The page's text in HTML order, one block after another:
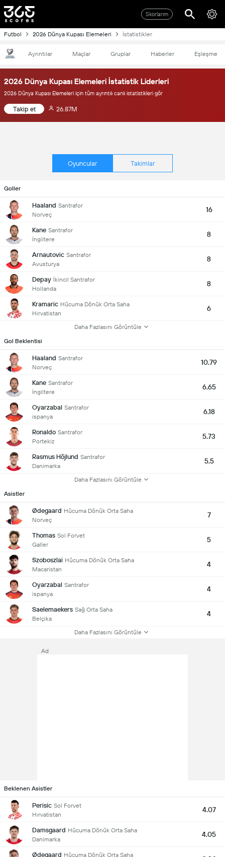
Skorlarım
Futbol 2026 Dünya Kupası Elemeleri İstatistikler
Ayrıntılar Maçlar Gruplar Haberler Eşleşme
2026 Dünya Kupası Elemeleri İstatistik Liderleri
2026 Dünya Kupası Elemeleri için tüm ayrıntılı canlı istatistikleri gör
Takip et 26.87M
Oyuncular Takimlar
Goller
Haaland Santrafor
Norveç
16
Kane Santrafor
İngiltere
8
Arnautovic Santrafor
Avusturya
8
Depay İkincil Santrafor
Hollanda
8
Kramaric Hücuma Dönük Orta Saha
Hırvatistan
6
Daha Fazlasını Görüntüle
Gol Beklentisi
Haaland Santrafor
Norveç
10.79
Kane Santrafor
İngiltere
6.65
Oyarzabal Santrafor
ispanya
6.18
Ronaldo Santrafor
Portekiz
5.73
Rasmus Höjlund Santrafor
Danimarka
5.5
Daha Fazlasını Görüntüle
Asistler
Ødegaard Hücuma Dönük Orta Saha
Norveç
7
Thomas Sol Forvet
Galler
5
Szoboszlai Hücuma Dönük Orta Saha
Macaristan
4
Oyarzabal Santrafor
ispanya
4
Saelemaekers Sağ Orta Saha
Belçika
4
Daha Fazlasını Görüntüle
Ad
Beklenen Asistler
Perisic Sol Forvet
Hırvatistan
4.07
Damsgaard Hücuma Dönük Orta Saha
Danimarka
4.05
Ødegaard Hücuma Dönük Orta Saha